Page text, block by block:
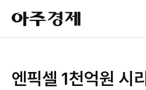
아
주
경
엔픽셀 1천억원 시